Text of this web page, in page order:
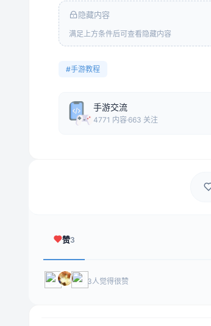
隐藏内容
满足上方条件后可查看隐藏内容
#手游教程
手游交流
4771 内容 663 关注
赞3
3人觉得很赞